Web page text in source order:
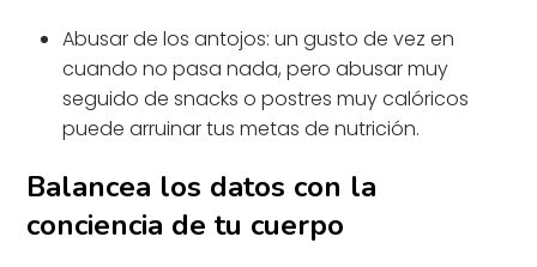
Abusar de los antojos: un gusto de vez en
cuando no pasa nada, pero abusar muy
seguido de snacks o postres muy calóricos
puede arruinar tus metas de nutrición.
Balancea los datos con la
conciencia de tu cuerpo